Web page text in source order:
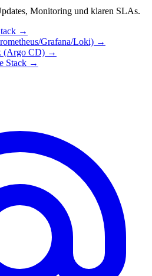
Monitoring und klaren SLAs.
→
Grafana/Loki) →
(Argo CD) →
Stack →